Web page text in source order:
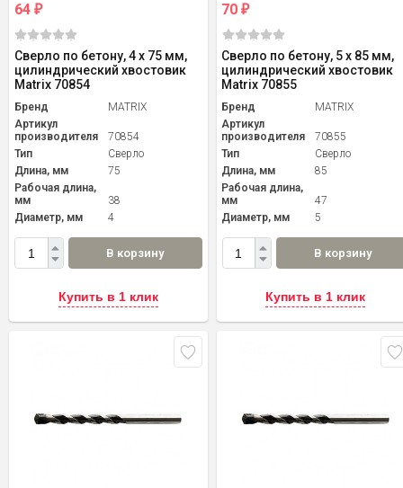
64 ₽
Сверло по бетону, 4 х 75 мм,
цилиндрический хвостовик
Matrix 70854
Бренд
MATRIX
Артикул
производителя
70854
Тип
Сверло
Длина, мм
75
Рабочая длина,
мм
38
Диаметр, мм
4
В корзину
Купить в 1 клик
70₽
Сверло по бетону, 5 х 85 мм,
цилиндрический хвостовик
Matrix 70855
Бренд
MATRIX
Артикул
производителя
70855
Тип
Сверло
Длина, мм
85
Рабочая длина,
мм
47
Диаметр, мм
5
В корзину
Купить в 1 клик